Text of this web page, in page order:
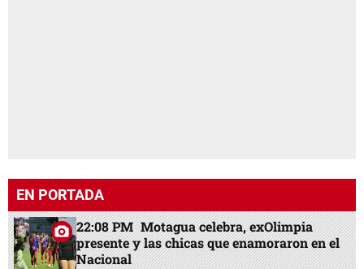
EN PORTADA
22:08 PM Motagua celebra, exOlimpia
presente y las chicas que enamoraron en el
Nacional